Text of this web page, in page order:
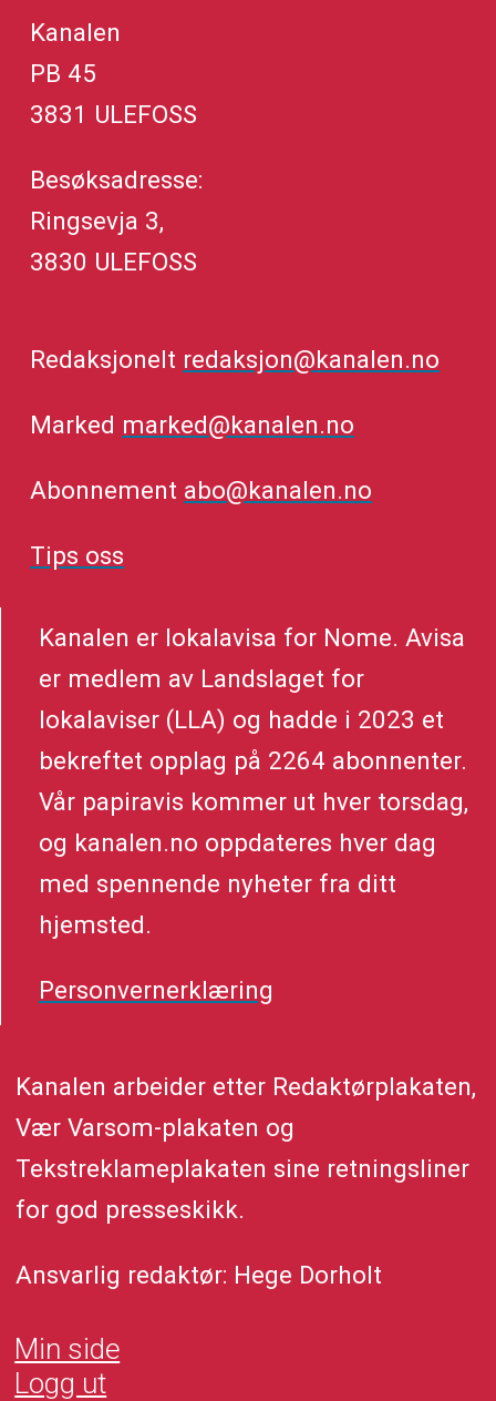
Kanalen
PB 45
3831 ULEFOSS
Besøksadresse:
Ringsevja 3,
3830 ULEFOSS
Redaksjonelt redaksjon@kanalen.no
Marked marked@kanalen.no
Abonnement abo@kanalen.no
Tips oss
Kanalen er lokalavisa for Nome. Avisa
er medlem av Landslaget for
lokalaviser (LLA) og hadde i 2023 et
bekreftet opplag på 2264 abonnenter.
Vår papiravis kommer ut hver torsdag,
og kanalen.no oppdateres hver dag
med spennende nyheter fra ditt
hjemsted.
Personvernerklæring
Kanalen arbeider etter Redaktørplakaten,
Vær Varsom-plakaten og
Tekstreklameplakaten sine retningsliner
for god presseskikk.
Ansvarlig redaktør: Hege Dorholt
Min side
Logg ut